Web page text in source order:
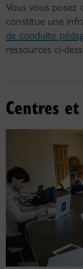
Vous vous posez
constitue une
de conduite
ressources ci-
Centres